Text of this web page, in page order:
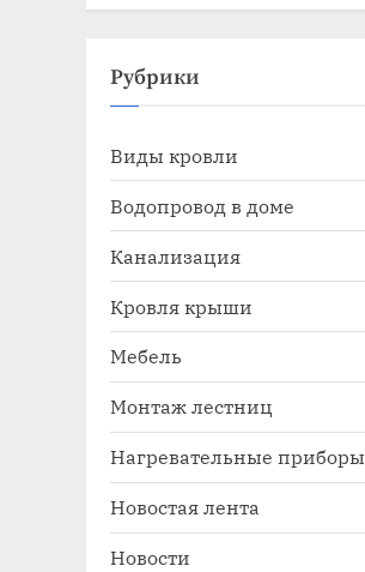
Рубрики
Виды кровли
Водопровод в доме
Канализация
Кровля крыши
Мебель
Монтаж лестниц
Нагревательные приборы
Новостая лента
Новости